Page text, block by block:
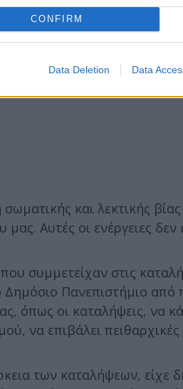
CONFIRM
Data Deletion Data
και λεκτικής
Αυτές οι ενέργειες
συμμετείχαν στις
Πανεπιστήμιο
όπως οι καταλήψεις, να
να επιβάλει
των καταλήψεων, είχε